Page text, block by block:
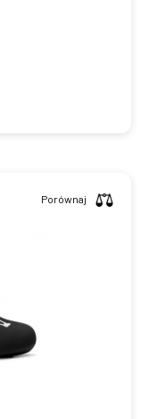
Porównaj